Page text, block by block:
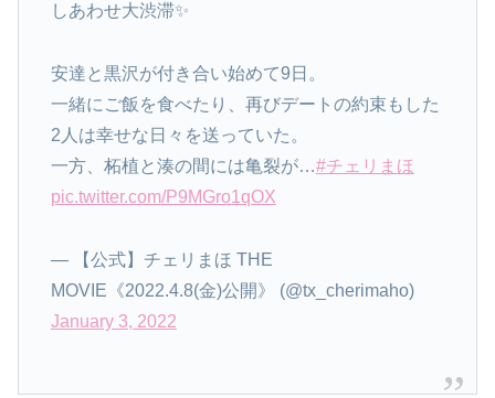
しあわせ大渋滞✨
安達と黒沢が付き合い始めて9日。
一緒にご飯を食べたり、再びデートの約束もした
2人は幸せな日々を送っていた。
一方、柘植と湊の間には亀裂が…#チェリまほ
pic.twitter.com/P9MGro1qOX
— 【公式】チェリまほ THE
MOVIE《2022.4.8(金)公開》 (@tx_cherimaho)
January 3, 2022